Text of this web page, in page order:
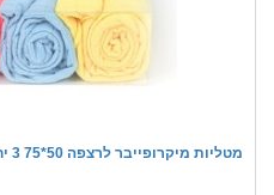
מטליות מיקרופייבר לרצפה 50*75 3 יח'